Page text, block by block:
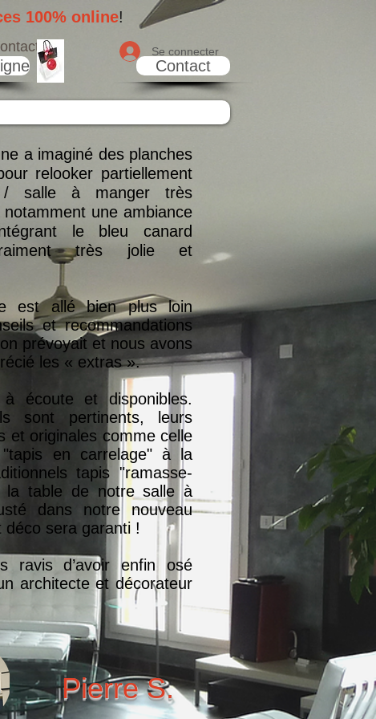
Se connecter
100% online!
Contact
a imaginé des planches
relooker partiellement
/ salle à manger très
une ambiance
le bleu canard
très jolie et
est allé bien plus loin
et recommandations
prévoyait et nous avons
les « extras ».
écoute et disponibles.
sont pertinents, leurs
et originales comme celle
en carrelage" à la
tapis "ramasse-
la table de notre salle à
dans notre nouveau
déco sera garanti !
ravis d’avoir enfin osé
architecte et décorateur
Pierre S.